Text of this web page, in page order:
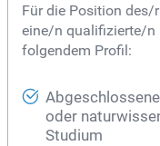
Für die Position
eine/n qualifizierte/n
folgendem Profil:
oder
Studium